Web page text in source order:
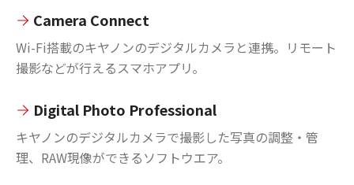
Camera Connect
Wi-Fi搭載のキヤノンのデジタルカメラと連携。リモート
撮影などが行えるスマホアプリ。
Digital Photo Professional
キヤノンのデジタルカメラで撮影した写真の調整・管
理、RAW現像ができるソフトウエア。